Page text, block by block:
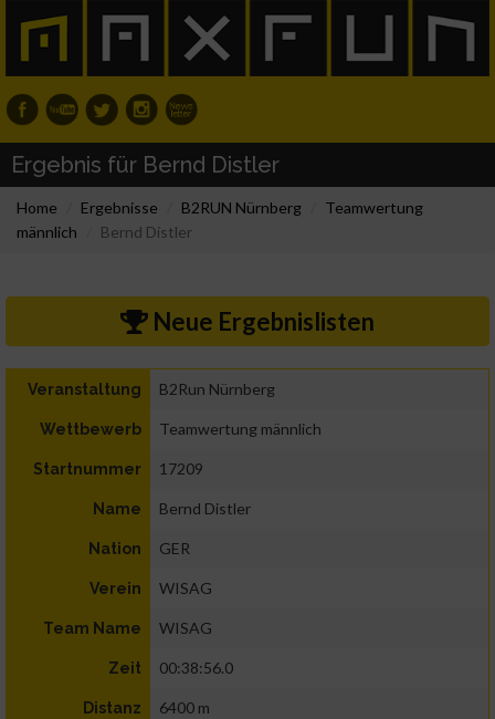
Ergebnis für Bernd Distler
Home Ergebnisse B2RUN Nürnberg
Teamwertung
männlich
Bernd Distler
Neue Ergebnislisten
Veranstaltung B2Run Nürnberg
Wettbewerb Teamwertung männlich
Startnummer 17209
Name Bernd Distler
Nation GER
Verein WISAG
Team Name WISAG
Zeit 00:38:56.0
Distanz 6400 m